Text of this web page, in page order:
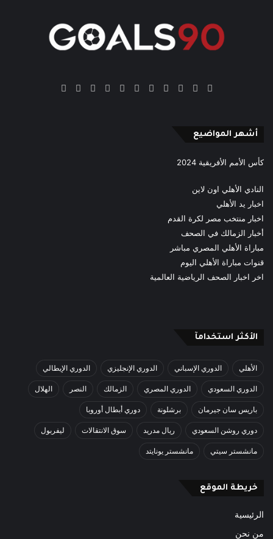
فيسبوك
‫X بينتيريست
‫YouTube انستقرام‫TikTokملخصGoogle
أشهر المواضيع
كأس الأمم الأفريقية 2024
النادي الأهلي اون لاين
اخبار يد الأهلي
اخبار منتخب مصر لكرة القدم
أخبار الزمالك في الصحف
مباراة الأهلي المصري مباشر
قنوات مباراة الأهلي اليوم
اخر اخبار الصحف الرياضية العالمية
الأكثر استخدامآ
الأهلي الدوري الإسباني الدوري الإنجليزي الدوري الإيطالي
الدوري السعودي الدوري المصري الزمالك النصر الهلال
باريس سان جيرمان برشلونة دوري أبطال أوروبا
دوري روشن السعودي ريال مدريد سوق الانتقالات ليفربول
مانشستر سيتي مانشستر يونايتد
خريطة الموقع
الرئيسية
من نحن